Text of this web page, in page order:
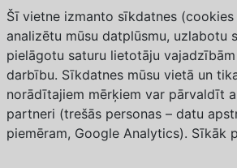
Privātuma politika
Žurnāli
Saimnieks LV
Dārzs un Drava
Abonēšana
Weather forecast from Yr, delivered
Meteorological Institute and NRK
Copyright © 2024 Izdevniecība
Šī vietne izmanto sīkdatnes (cookies
analizētu mūsu datplūsmu, uzlabotu
pielāgotu saturu lietotāju
darbību. Sīkdatnes mūsu vietā un
norādītajiem mērķiem var pārvaldīt
partneri (trešās personas – datu
piemēram, Google Analytics). Sīkāk